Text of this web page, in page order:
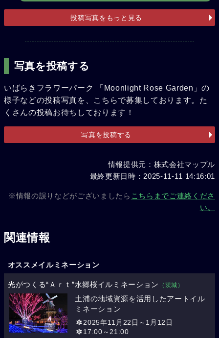
投稿写真をもっと見る
写真を投稿する
いばらきフラワーパーク 「Moonlight Rose Garden」の
様子などの投稿写真を、こちらで募集しております。た
くさんの投稿お待ちしております！
写真を投稿する
情報提供元：株式会社マップル
最終更新日時：2025-11-11 14:16:01
※情報の誤りなどがございましたら こちらまでご連絡くださ
い。
関連情報
オススメイルミネーション
光がつくる“Ａｒｔ”水郷桜イルミネーション （茨城）
土浦の地域資源を活用したアートイル
ミネーション
2025年11月22日～1月12日
17:00～21:00